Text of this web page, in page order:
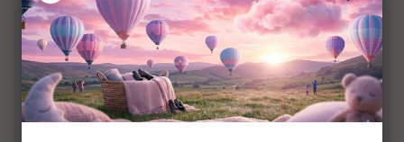
תיאור המוצר
סט מצעים למיטת תינוק דגם קורדורוי Unicorn
תיאור מוצר